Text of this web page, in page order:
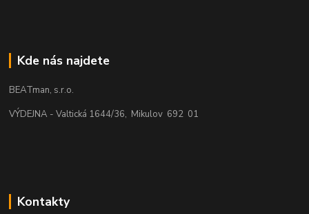
Kde nás najdete
BEATman, s.r.o.
VÝDEJNA - Valtická 1644/36, Mikulov 692 01
Kontakty